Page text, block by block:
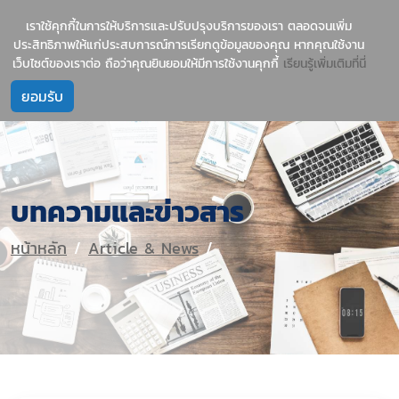
1237 บริการนำเข้าสินค้าจีน-ไทย อย่างมืออาชีพ
บทความและข่าวสาร
หน้าหลัก Article & News
เราใช้คุกกี้ในการให้บริการและปรับปรุงบริการของเรา ตลอดจนเพิ่ม
ประสิทธิภาพให้แก่ประสบการณ์การเรียกดูข้อมูลของคุณ หากคุณใช้งาน
เว็บไซต์ของเราต่อ ถือว่าคุณยินยอมให้มีการใช้งานคุกกี้ เรียนรู้เพิ่มเติมที่นี่